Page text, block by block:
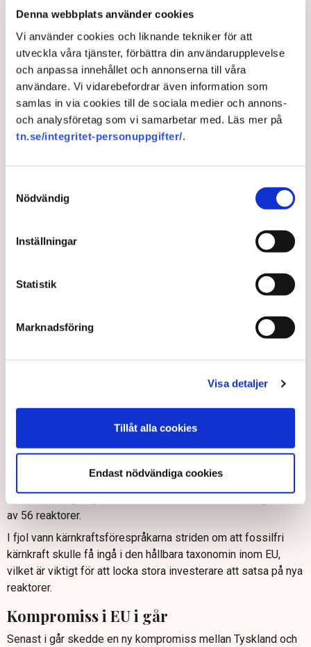
Denna webbplats använder cookies
Vi använder cookies och liknande tekniker för att
utveckla våra tjänster, förbättra din användarupplevelse
och anpassa innehållet och annonserna till våra
användare. Vi vidarebefordrar även information som
samlas in via cookies till de sociala medier och annons-
och analysföretag som vi samarbetar med. Läs mer på
tn.se/integritet-personuppgifter/.
Nödvändig
Inställningar
Statistik
Marknadsföring
Visa detaljer
Tillåt alla cookies
Endast nödvändiga cookies
brunkol blir alternativet. Slår man ut det så importerar vi,
säger Staffan Reveman.
nettoimportör av el på årsbasis. Det har aldrig hänt sedan Energy-
charts började sammanställa siffrorna. Bild: Energy-charts
Tyskland har också försökt driva politiken inom EU mot
förnybara källor och bort från kärnkraft men antalet allierade i
behövs för att bi av med koldioxiden eftersom fossila
konkurrenskraftiga men problemet som många länder ser det
är att även fossilfri kärnkraft, som tillsammans med
vattenkraft varit världens mest effektiva sätt att driva bort
växthusgaser ur elmixen, också behandlats styvmoderligt
Många europeiska länder vill nu satsa på kärnkraft och
Frankrike, som också har stor makt i EU, planerar att gå ”all in”
med sex nya reaktorer samt renovering och
av 56 reaktorer.
I fjol vann kärnkraftsförespråkarna striden om att fossilfri
kärnkraft skulle få ingå i den hållbara taxonomin inom EU,
vilket är viktigt för att locka stora investerare att satsa på nya
reaktorer.
Kompromiss i EU i går
Senast i går skedde en ny kompromiss mellan Tyskland och